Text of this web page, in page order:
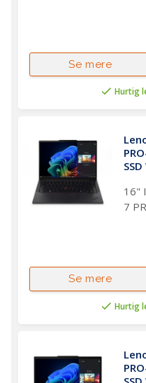
Hurtig
Se mere
16"
7
Hurtig
Se mere